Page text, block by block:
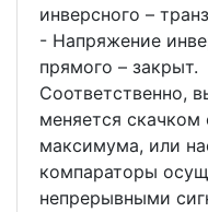
инверсного –
- Напряжение
прямого – закрыт.
Соответственно,
меняется
максимума, или
компараторы
непрерывными